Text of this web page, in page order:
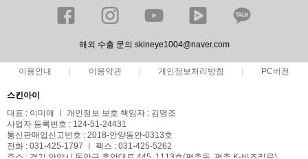
해외 수출 문의 skineye1004@naver.com
이용안내 이용약관 개인정보처리방침 PC버전
스킨아이
대표 : 이미애 ㅣ 개인정보 보호 책임자 : 김명조
사업자 등록번호 : 124-51-24431
통신판매업신고번호 : 2018-안양동안-0313호
전화 : 031-425-1797 ㅣ 팩스 : 031-425-5262
주소 : 경기 안양시 동안구 흥안대로 445, 1113호(평촌동, 평촌 K-비즈리움)